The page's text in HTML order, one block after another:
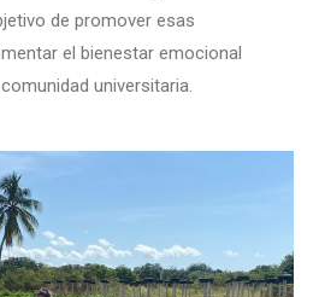
de promover esas
el bienestar emocional
universitaria.